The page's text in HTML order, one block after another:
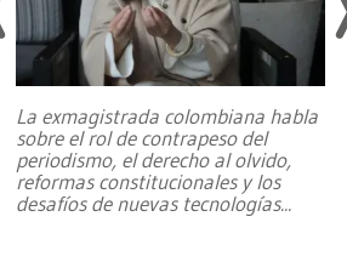
La exmagistrada colombiana habla
sobre el rol de contrapeso del
periodismo, el derecho al olvido,
reformas constitucionales y los
desafíos de nuevas tecnologías...